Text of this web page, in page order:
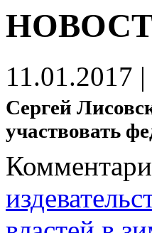
11.01.2017 |
Сергей
участвовать